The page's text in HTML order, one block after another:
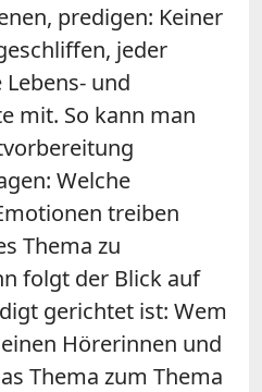
predigen: Keiner
jeder
und
mit. So kann man
Welche
treiben
Thema zu
folgt der Blick auf
gerichtet ist: Wem
Hörerinnen und
Thema zum Thema